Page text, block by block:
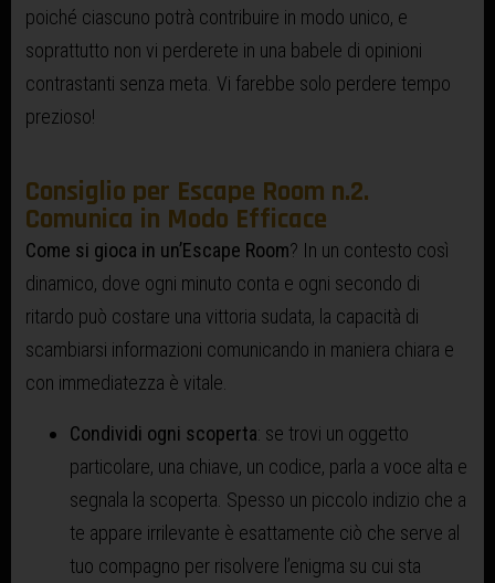
poiché ciascuno potrà contribuire in modo unico, e
soprattutto non vi perderete in una babele di opinioni
contrastanti senza meta. Vi farebbe solo perdere tempo
prezioso!
Consiglio per Escape Room n.2.
Comunica in Modo Efficace
Come si gioca in un’Escape Room? In un contesto così
dinamico, dove ogni minuto conta e ogni secondo di
ritardo può costare una vittoria sudata, la capacità di
scambiarsi informazioni comunicando in maniera chiara e
con immediatezza è vitale.
Condividi ogni scoperta: se trovi un oggetto
particolare, una chiave, un codice, parla a voce alta e
segnala la scoperta. Spesso un piccolo indizio che a
te appare irrilevante è esattamente ciò che serve al
tuo compagno per risolvere l’enigma su cui sta